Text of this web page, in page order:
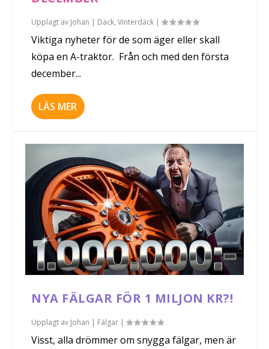
Upplagt av Johan | Däck,Vinterdäck |
Viktiga nyheter för de som äger eller skall
köpa en A-traktor. Från och med den första
december...
LÄS MER
NYA FÄLGAR FÖR 1 MILJON KR?!
Upplagt av Johan | Fälgar |
Visst, alla drömmer om snygga fälgar, men är